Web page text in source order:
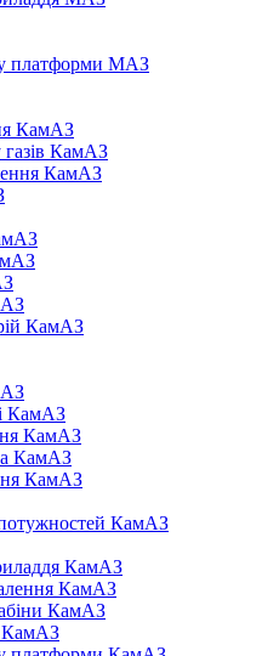
платформи МАЗ
КамАЗ
КамАЗ
КамАЗ
КамАЗ
КамАЗ
КамАЗ
КамАЗ
КамАЗ
КамАЗ
КамАЗ
КамАЗ
КамАЗ
КамАЗ